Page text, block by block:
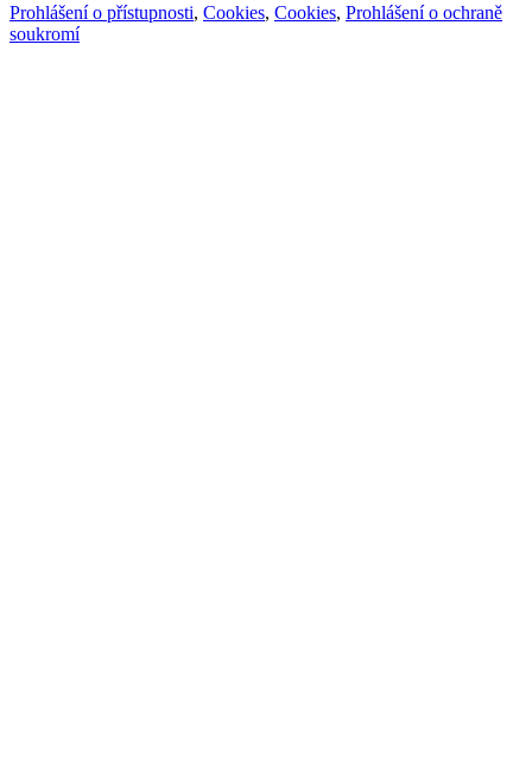
Prohlášení o přístupnosti, Cookies, Cookies, Prohlášení o ochraně
soukromí